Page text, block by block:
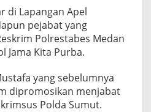
p
i
n
U
a
c
a
r
di Lapangan Apel
pejabat yang
Polrestabes Medan
Jama Kita Purba.
yang sebelumnya
dipromosikan menjabat
Polda Sumut.